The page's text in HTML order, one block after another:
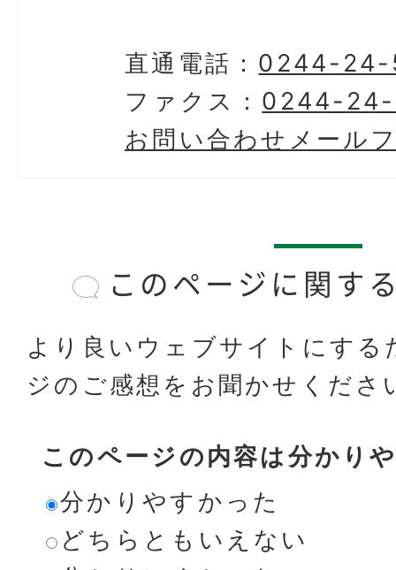
直通電話： 0244-
ファクス： 0244-
お問い合わせメール
このページに関す
より良いウェブサイトにする
ジのご感想をお聞かせくださ
このページの内容は分かり
分かりやすかった
どちらともいえない